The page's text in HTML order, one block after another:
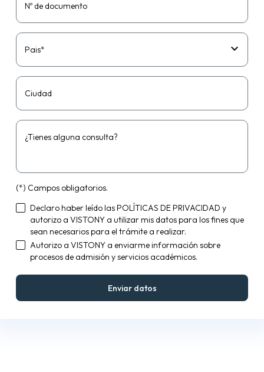
Nº de documento
Pais*
Ciudad
¿Tienes alguna consulta?
(*) Campos obligatorios.
Declaro haber leído lasPOLÍTICAS DE PRIVACIDAD y
autorizo a VISTONY a utilizar mis datos para los fines que
sean necesarios para el trámite a realizar.
Autorizo a VISTONY a enviarme información sobre
procesos de admisión y servicios académicos.